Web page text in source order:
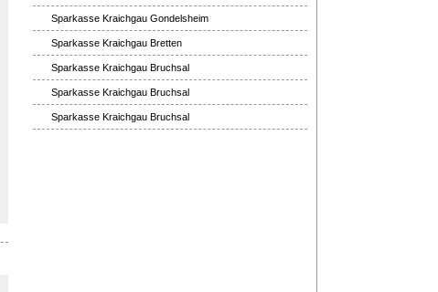
Sparkasse Kraichgau Gondelsheim
Sparkasse Kraichgau Bretten
Sparkasse Kraichgau Bruchsal
Sparkasse Kraichgau Bruchsal
Sparkasse Kraichgau Bruchsal